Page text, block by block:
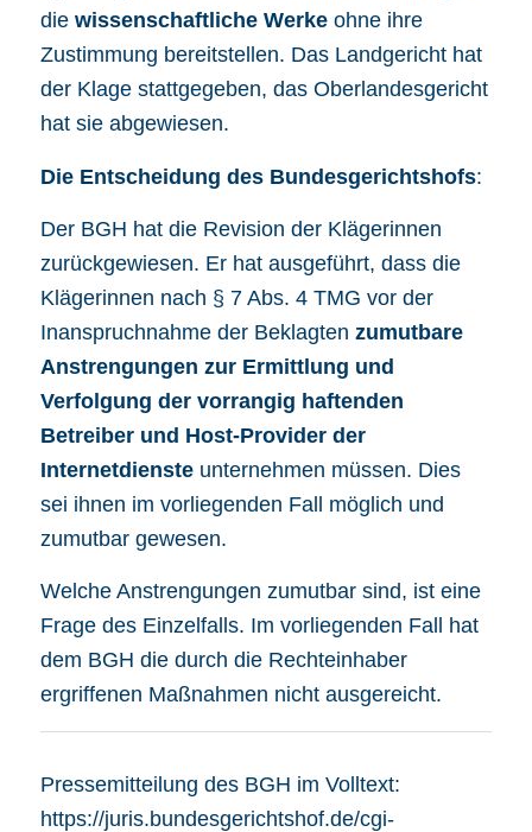
die wissenschaftliche Werkeohne ihre
Zustimmung bereitstellen. Das Landgericht hat
der Klage stattgegeben, das Oberlandesgericht
hat sie abgewiesen.
Die Entscheidung des Bundesgerichtshofs:
Der BGH hat die Revision der Klägerinnen
zurückgewiesen. Er hat ausgeführt, dass die
Klägerinnen nach § 7 Abs. 4 TMG vor der
Inanspruchnahme der Beklagten zumutbare
Anstrengungen zur Ermittlung und
Verfolgung der vorrangig haftenden
Betreiber und Host-Provider der
Internetdiensteunternehmen müssen. Dies
sei ihnen im vorliegenden Fall möglich und
zumutbar gewesen.
Welche Anstrengungen zumutbar sind, ist eine
Frage des Einzelfalls. Im vorliegenden Fall hat
dem BGH die durch die Rechteinhaber
ergriffenen Maßnahmen nicht ausgereicht.
Pressemitteilung des BGH im Volltext:
https://juris.bundesgerichtshof.de/cgi-